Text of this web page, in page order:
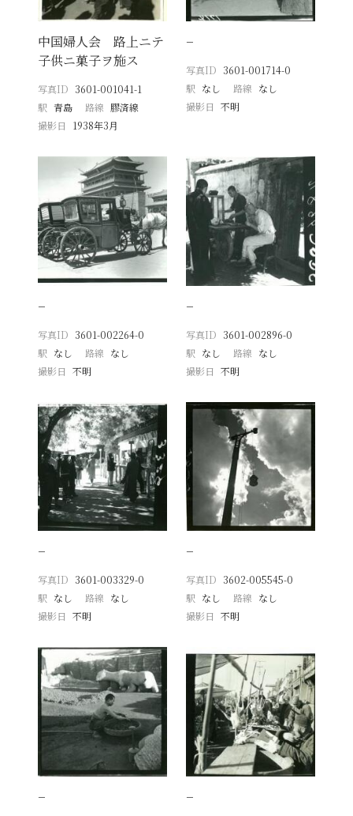
中国婦人会 路上ニテ
子供ニ菓子ヲ施ス
写真ID 3601-001041-1
駅 青島 路線 膠済線
撮影日
1938年3月
−
写真ID 3601-001714-0
駅 なし 路線 なし
撮影日 不明
−
写真ID 3601-002264-0
駅 なし 路線 なし
撮影日
不明
−
写真ID 3601-002896-0
駅 なし 路線 なし
撮影日 不明
−
写真ID 3601-003329-0
駅 なし 路線 なし
撮影日
不明
−
写真ID 3602-005545-0
駅 なし 路線 なし
撮影日 不明
− −